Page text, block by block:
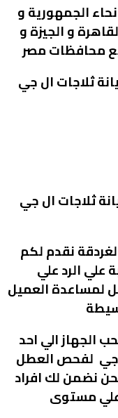
الجمهورية و
و الجيزة و
محافظات مصر
ثلاجات ال جي
ثلاجات ال جي
نقدم لكم
الرد علي
لمساعدة العميل
الجهاز الي احد
جي لفحص العطل
نضمن لك افراد
مستوى